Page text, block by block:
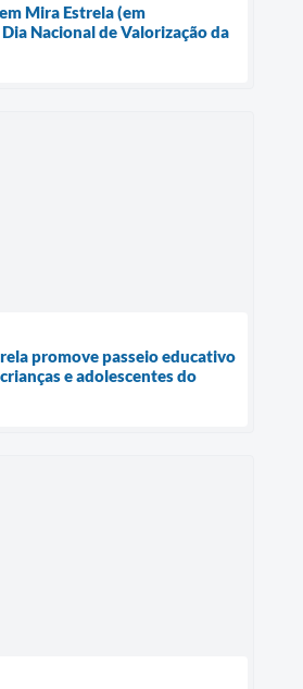
Mira Estrela (em
Nacional de Valorização da
promove passeio educativo
e adolescentes do